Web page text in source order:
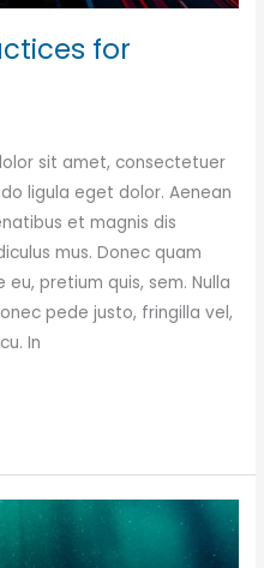
for
sit amet, consectetuer
ligula eget dolor. Aenean
et magnis dis
mus. Donec quam
pretium quis, sem. Nulla
pede justo, fringilla vel,
In